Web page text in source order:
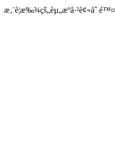
æ‚¨è¦æ‰¾çš„èµ„æºå·²è¢«åˆ